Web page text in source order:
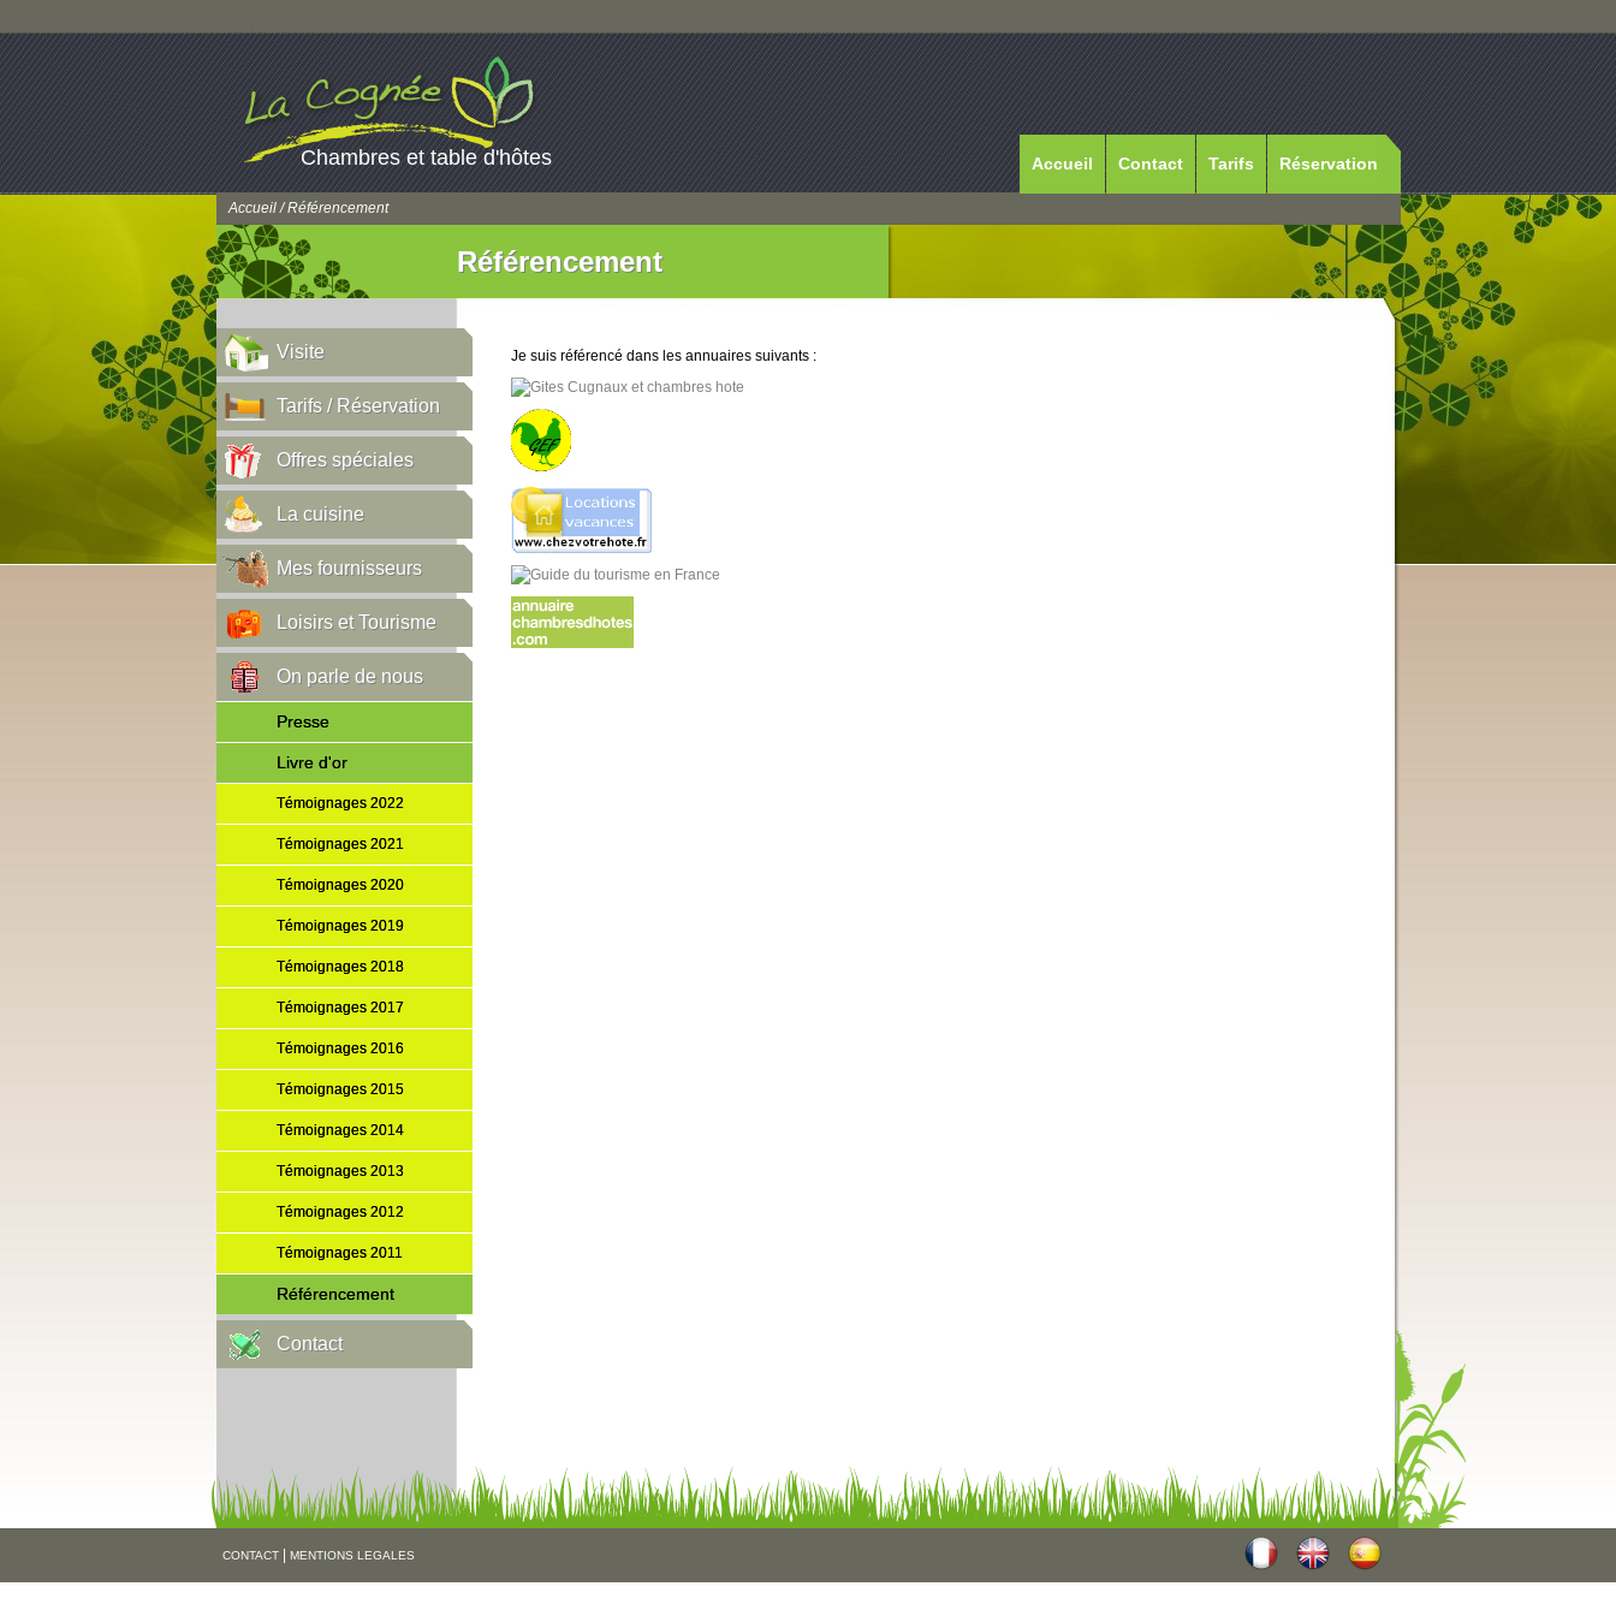
Chambres et table d'hôtes Accueil Contact Tarifs Réservation
Accueil/ Référencement
Référencement
Visite
Tarifs / Réservation
Offres spéciales
La cuisine
Mes fournisseurs
Loisirs et Tourisme
On parle de nous
Presse
Livre d'or
Témoignages 2022
Témoignages 2021
Témoignages 2020
Témoignages 2019
Témoignages 2018
Témoignages 2017
Témoignages 2016
Témoignages 2015
Témoignages 2014
Témoignages 2013
Témoignages 2012
Témoignages 2011
Référencement
Contact
Je suis référencé dans les annuaires suivants :
CONTACT| MENTIONS LEGALES